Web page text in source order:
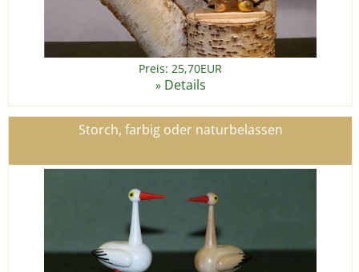
Preis: 25,70EUR
» Details
Storch, farbig oder naturbelassen